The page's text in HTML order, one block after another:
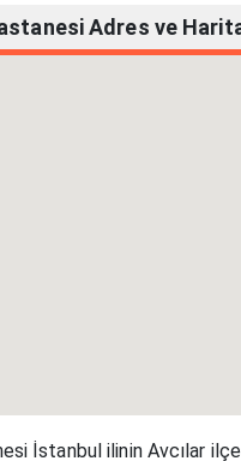
Adres ve
İstanbul ilinin Avcılar